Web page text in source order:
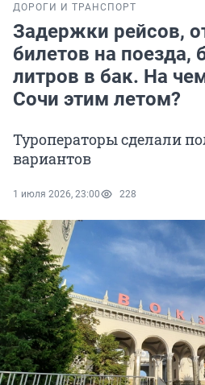
ДОРОГИ И ТРАНСПОРТ
Задержки рейсов,
билетов на поезда,
литров в бак. На
Сочи этим летом?
Туроператоры сделали
вариантов
1 июля 2026, 23:00 228